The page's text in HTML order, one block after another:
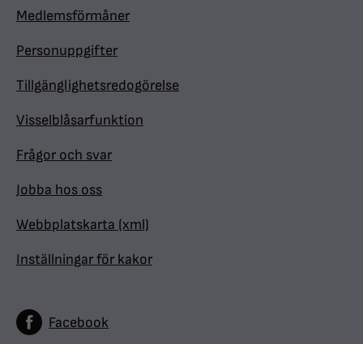
Medlemsförmåner
Personuppgifter
Tillgänglighetsredogörelse
Visselblåsarfunktion
Frågor och svar
Jobba hos oss
Webbplatskarta (xml)
Inställningar för kakor
Facebook